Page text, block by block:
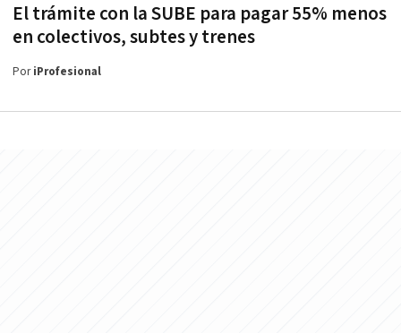
El trámite con la SUBE para pagar 55% menos
en colectivos, subtes y trenes
PoriProfesional